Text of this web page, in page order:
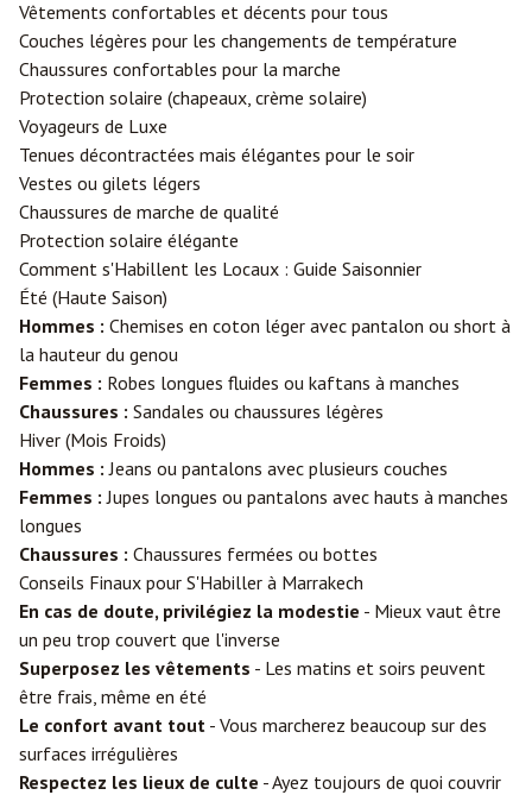
Vêtements confortables et décents pour tous
Couches légères pour les changements de température
Chaussures confortables pour la marche
Protection solaire (chapeaux, crème solaire)
Voyageurs de Luxe
Tenues décontractées mais élégantes pour le soir
Vestes ou gilets légers
Chaussures de marche de qualité
Protection solaire élégante
Comment s'Habillent les Locaux : Guide Saisonnier
Été (Haute Saison)
Hommes : Chemises en coton léger avec pantalon ou short à
la hauteur du genou
Femmes : Robes longues fluides ou kaftans à manches
Chaussures : Sandales ou chaussures légères
Hiver (Mois Froids)
Hommes : Jeans ou pantalons avec plusieurs couches
Femmes : Jupes longues ou pantalons avec hauts à manches
longues
Chaussures : Chaussures fermées ou bottes
Conseils Finaux pour S'Habiller à Marrakech
En cas de doute, privilégiez la modestie - Mieux vaut être
un peu trop couvert que l'inverse
Superposez les vêtements - Les matins et soirs peuvent
être frais, même en été
Le confort avant tout - Vous marcherez beaucoup sur des
surfaces irrégulières
Respectez les lieux de culte - Ayez toujours de quoi couvrir